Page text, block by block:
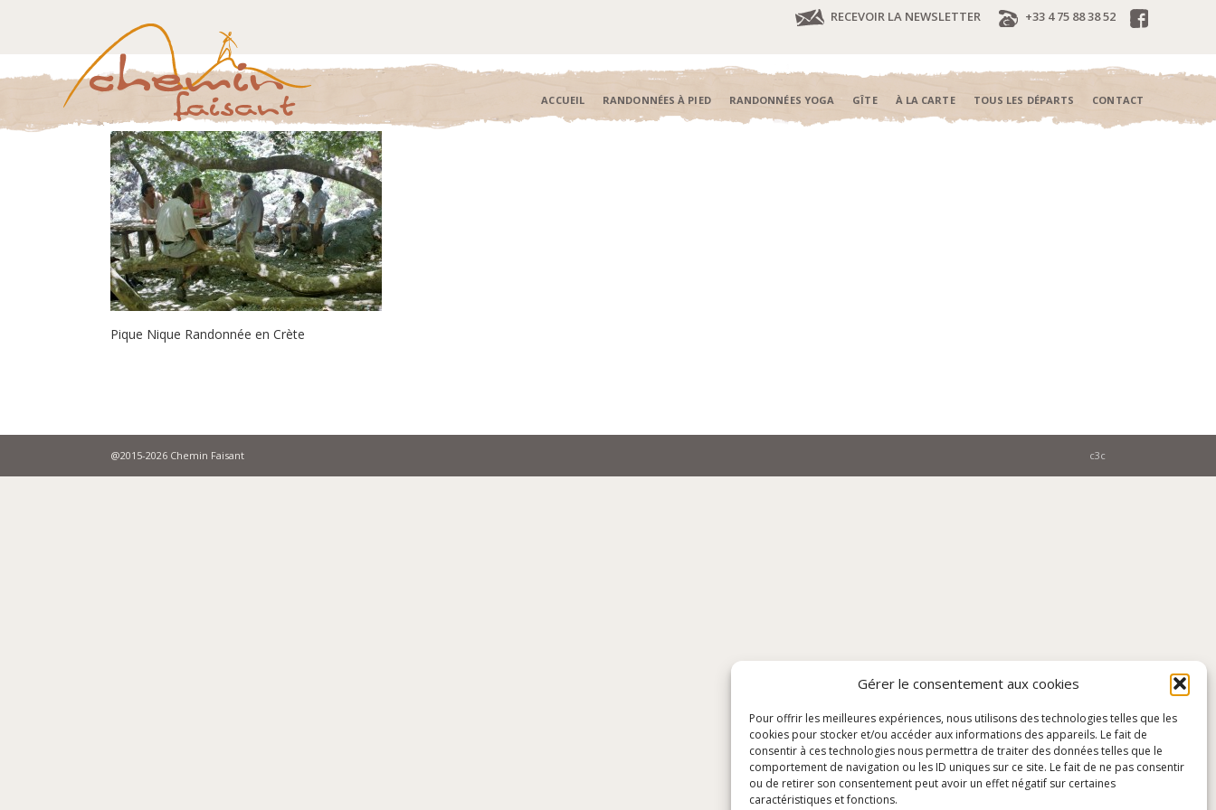
Gérer le consentement aux cookies
Pour offrir les meilleures expériences, nous utilisons des technologies telles que les
cookies pour stocker et/ou accéder aux informations des appareils. Le fait de
consentir à ces technologies nous permettra de traiter des données telles que le
comportement de navigation ou les ID uniques sur ce site. Le fait de ne pas consentir
ou de retirer son consentement peut avoir un effet négatif sur certaines
caractéristiques et fonctions.
RECEVOIR LA NEWSLETTER +33 4 75 88 38 52
ACCUEIL RANDONNÉES À PIED RANDONNÉES YOGA GÎTE À LA CARTE TOUS LES DÉPARTS CONTACT
Pique Nique Randonnée en Crète
@2015-2026 Chemin Faisant c3c